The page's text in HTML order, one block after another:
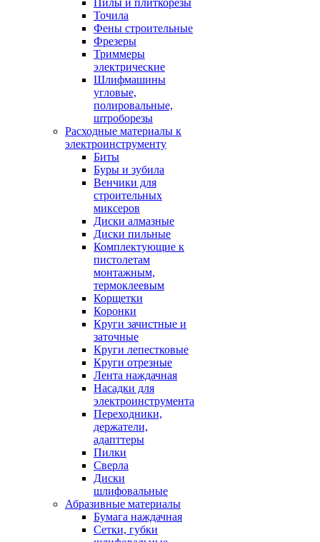
Пилы и плиткорезы
Точила
Фены строительные
Фрезеры
Триммеры
электрические
Шлифмашины
угловые,
полировальные,
штроборезы
Расходные материалы к
электроинструменту
Биты
Буры и зубила
Венчики для
строительных
миксеров
Диски алмазные
Диски пильные
Комплектующие к
пистолетам
монтажным,
термоклеевым
Корщетки
Коронки
Круги зачистные и
заточные
Круги лепестковые
Круги отрезные
Лента наждачная
Насадки для
электроинструмента
Переходники,
держатели,
адапттеры
Пилки
Сверла
Диски
шлифовальные
Абразивные материалы
Бумага наждачная
Сетки, губки